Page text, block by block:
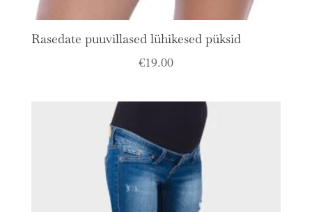
Rasedate puuvillased lühikesed püksid
€19.00